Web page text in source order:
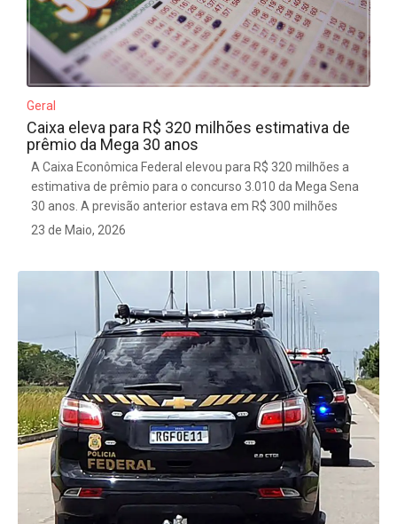
Geral
Caixa eleva para R$ 320 milhões estimativa de
prêmio da Mega 30 anos
A Caixa Econômica Federal elevou para R$ 320 milhões a
estimativa de prêmio para o concurso 3.010 da Mega Sena
30 anos. A previsão anterior estava em R$ 300 milhões
23 de Maio, 2026